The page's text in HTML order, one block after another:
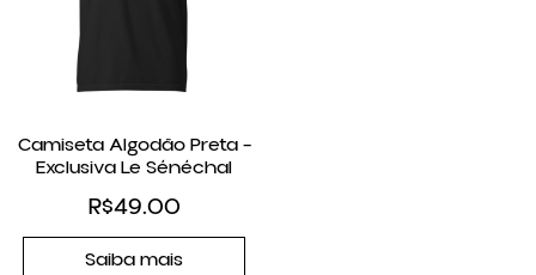
Camiseta Algodão Preta –
Exclusiva Le Sénéchal
R$49.00
Saiba mais